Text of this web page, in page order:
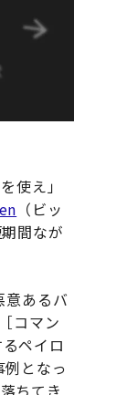
使え」
（ビッ
間なが
あるバ
コマン
ペイロ
となっ